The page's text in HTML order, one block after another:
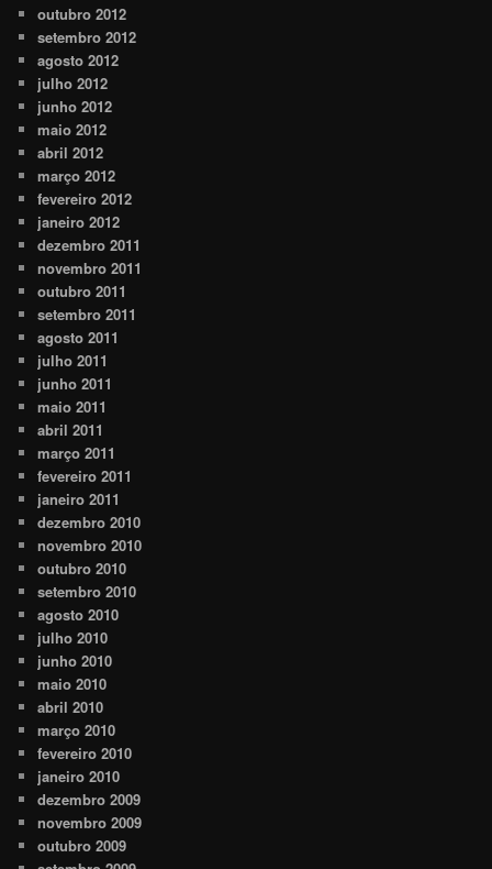
outubro 2012
setembro 2012
agosto 2012
julho 2012
junho 2012
maio 2012
abril 2012
março 2012
fevereiro 2012
janeiro 2012
dezembro 2011
novembro 2011
outubro 2011
setembro 2011
agosto 2011
julho 2011
junho 2011
maio 2011
abril 2011
março 2011
fevereiro 2011
janeiro 2011
dezembro 2010
novembro 2010
outubro 2010
setembro 2010
agosto 2010
julho 2010
junho 2010
maio 2010
abril 2010
março 2010
fevereiro 2010
janeiro 2010
dezembro 2009
novembro 2009
outubro 2009